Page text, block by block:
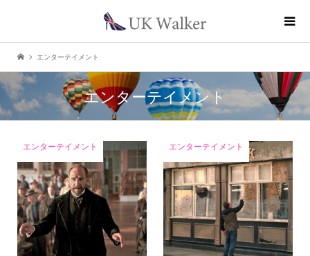
エンターテイメント
エンターテイメント
エンターテイメント エンターテイメント